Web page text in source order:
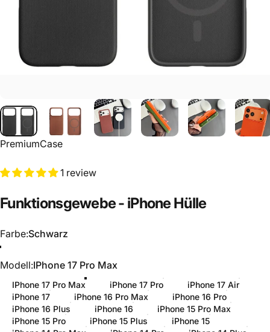
PremiumCase
1 review
Funktionsgewebe- iPhone Hülle
Farbe
Farbe:Schwarz
Modell
Modell:IPhone 17 Pro Max
IPhone 17 Pro Max iPhone 17 Pro
iPhone 17 Air
iPhone 17
iPhone 16 Pro Max
iPhone 16 Pro
iPhone 16 Plus
iPhone 16
iPhone 15 Pro Max
iPhone 15 Pro
iPhone 15 Plus
iPhone 15